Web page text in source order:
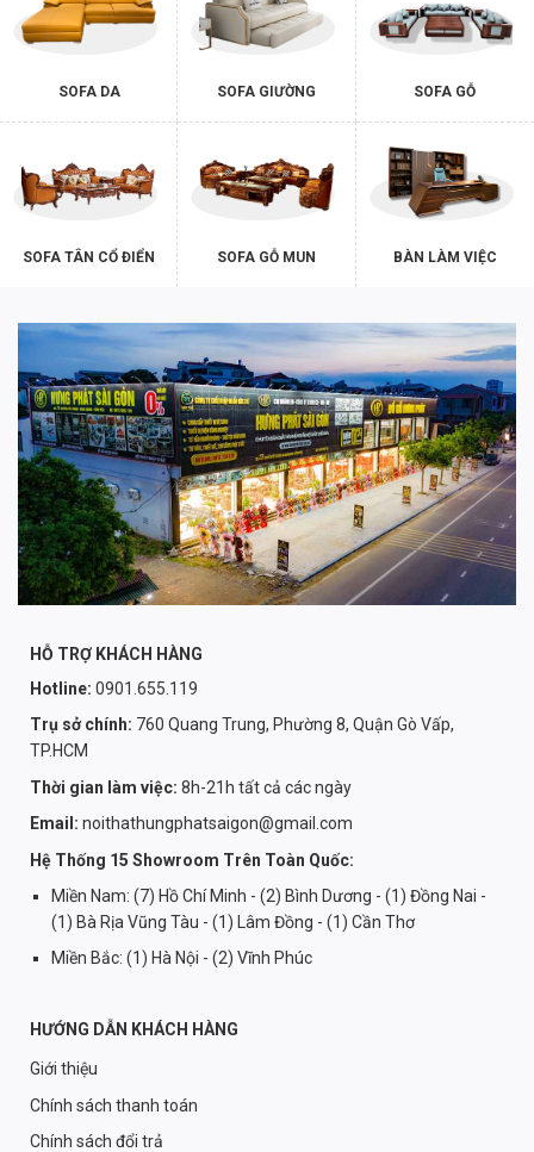
SOFA DA SOFA GIƯỜNG SOFA GỖ
SOFA TÂN CỔ ĐIỂN SOFA GỖ MUN BÀN LÀM VIỆC
HỖ TRỢ KHÁCH HÀNG
Hotline: 0901.655.119
Trụ sở chính: 760 Quang Trung, Phường 8, Quận Gò Vấp,
TP.HCM
Thời gian làm việc: 8h-21h tất cả các ngày
Email: noithathungphatsaigon@gmail.com
Hệ Thống 15 Showroom Trên Toàn Quốc:
Miền Nam: (7) Hồ Chí Minh - (2) Bình Dương - (1) Đồng Nai -
(1) Bà Rịa Vũng Tàu - (1) Lâm Đồng - (1) Cần Thơ
Miền Bắc: (1) Hà Nội - (2) Vĩnh Phúc
HƯỚNG DẪN KHÁCH HÀNG
Giới thiệu
Chính sách thanh toán
Chính sách đổi trả